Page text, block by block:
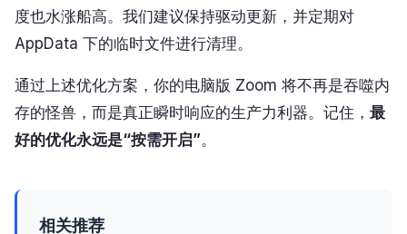
度也水涨船高。我们建议保持驱动更新，并定期对
AppData 下的临时文件进行清理。
通过上述优化方案，你的电脑版 Zoom 将不再是吞噬内
存的怪兽，而是真正瞬时响应的生产力利器。记住， 最
好的优化永远是“按需开启”。
相关推荐